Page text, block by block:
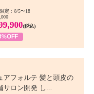
定：8/5〜18
(税込)
アフォルテ 髪と頭皮の
サロン開発 し...